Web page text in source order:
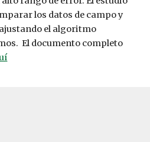
los datos de campo y
el algoritmo
El documento completo